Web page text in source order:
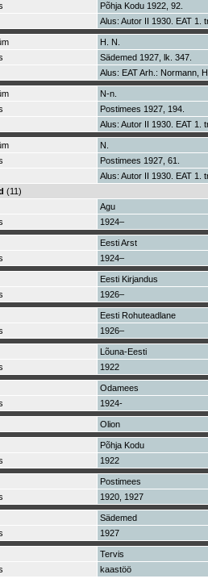
Põhja Kodu 1922, 92.
Alus: Autor II 1930. EAT 1.
H. N.
Sädemed 1927, lk. 347.
Alus: EAT Arh.: Normann,
N-n.
Postimees 1927, 194.
Alus: Autor II 1930. EAT 1.
N.
Postimees 1927, 61.
Alus: Autor II 1930. EAT 1.
(11)
Agu
1924–
Eesti Arst
1924–
Eesti Kirjandus
1926–
Eesti Rohuteadlane
1926–
Lõuna-Eesti
1922
Odamees
1924-
Olion
Põhja Kodu
1922
Postimees
1920, 1927
Sädemed
1927
Tervis
kaastöö